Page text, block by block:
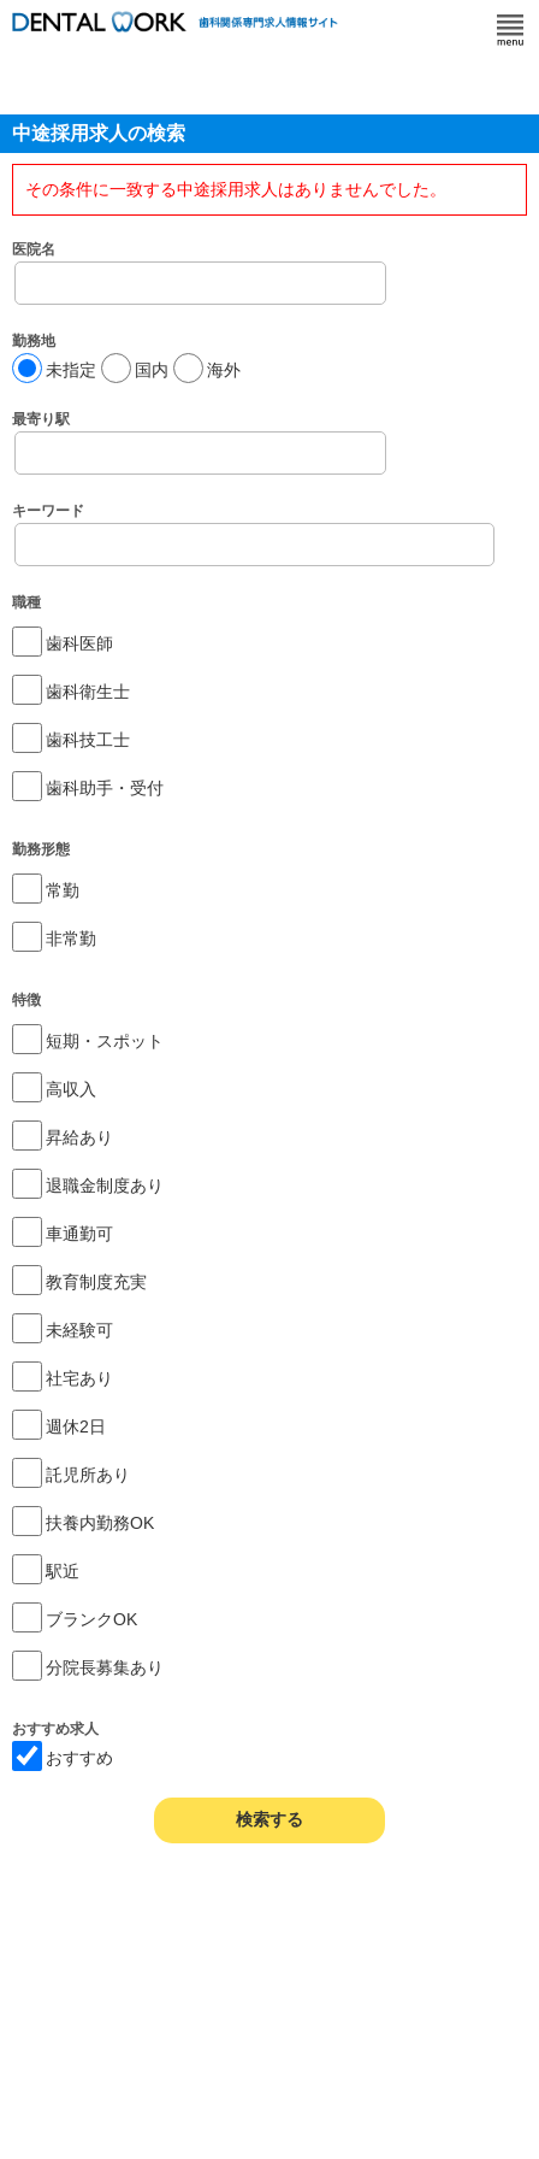
中途採用求人の検索
その条件に一致する中途採用求人はありませんでした。
医院名
勤務地
未指定 国内 海外
最寄り駅
キーワード
職種
歯科医師
歯科衛生士
歯科技工士
歯科助手・受付
勤務形態
常勤
非常勤
特徴
短期・スポット
高収入
昇給あり
退職金制度あり
車通勤可
教育制度充実
未経験可
社宅あり
週休2日
託児所あり
扶養内勤務OK
駅近
ブランクOK
分院長募集あり
おすすめ求人
おすすめ